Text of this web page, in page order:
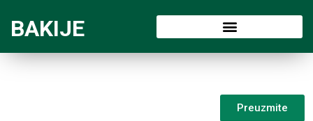
BAKIJE
Preuzmite